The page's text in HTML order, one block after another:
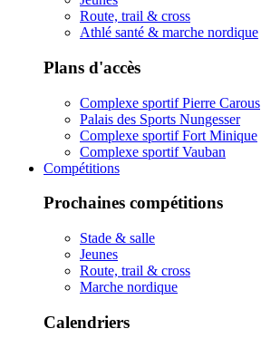
Route, trail & cross
Athlé santé & marche nordique
Plans d'accès
Complexe sportif Pierre Carous
Palais des Sports Nungesser
Complexe sportif Fort Minique
Complexe sportif Vauban
Compétitions
Prochaines compétitions
Stade & salle
Jeunes
Route, trail & cross
Marche nordique
Calendriers